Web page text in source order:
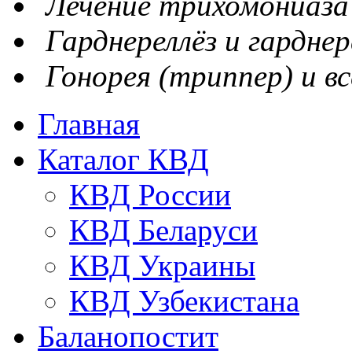
Гарднереллёз и
Гонорея (триппер) и
Главная
Каталог КВД
КВД России
КВД Беларуси
КВД Украины
КВД Узбекистана
Баланопостит